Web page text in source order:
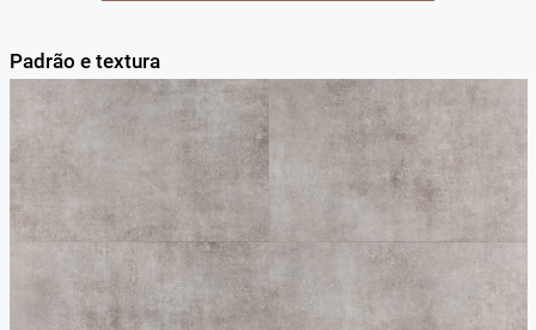
Padrão e textura